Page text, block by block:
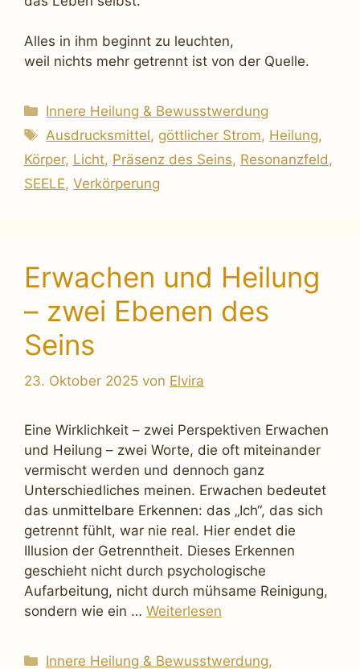
Alles in ihm beginnt zu leuchten,
weil nichts mehr getrennt ist von der Quelle.
Kategorien
Innere Heilung & Bewusstwerdung
Schlagwörter
Ausdrucksmittel, göttlicher Strom, Heilung,
Körper, Licht, Präsenz des Seins, Resonanzfeld,
SEELE, Verkörperung
Erwachen und Heilung
– zwei Ebenen des
Seins
23. Oktober 2025 von Elvira
Eine Wirklichkeit – zwei Perspektiven Erwachen
und Heilung – zwei Worte, die oft miteinander
vermischt werden und dennoch ganz
Unterschiedliches meinen. Erwachen bedeutet
das unmittelbare Erkennen: das „Ich“, das sich
getrennt fühlt, war nie real. Hier endet die
Illusion der Getrenntheit. Dieses Erkennen
geschieht nicht durch psychologische
Aufarbeitung, nicht durch mühsame Reinigung,
sondern wie ein … Weiterlesen
Kategorien
Innere Heilung & Bewusstwerdung,